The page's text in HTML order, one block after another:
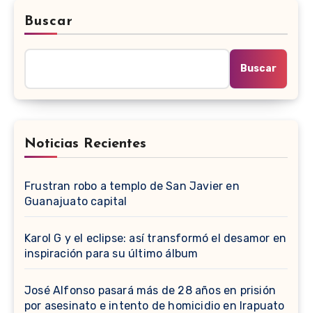
Buscar
Buscar
Noticias Recientes
Frustran robo a templo de San Javier en
Guanajuato capital
Karol G y el eclipse: así transformó el desamor en
inspiración para su último álbum
José Alfonso pasará más de 28 años en prisión
por asesinato e intento de homicidio en Irapuato